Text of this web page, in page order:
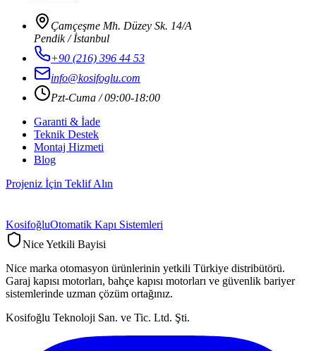
Çamçeşme Mh. Düzey Sk. 14/A
Pendik / İstanbul
+90 (216) 396 44 53
info@kosifoglu.com
Pzt-Cuma / 09:00-18:00
Garanti & İade
Teknik Destek
Montaj Hizmeti
Blog
Projeniz İçin Teklif Alın
KosifoğluOtomatik Kapı Sistemleri
Nice Yetkili Bayisi
Nice marka otomasyon ürünlerinin yetkili Türkiye distribütörü.
Garaj kapısı motorları, bahçe kapısı motorları ve güvenlik bariyer
sistemlerinde uzman çözüm ortağınız.
Kosifoğlu Teknoloji San. ve Tic. Ltd. Şti.